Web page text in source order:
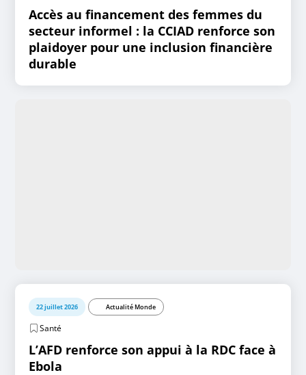
Accès au financement des femmes du
secteur informel : la CCIAD renforce son
plaidoyer pour une inclusion financière
durable
22 juillet 2026 Actualité Monde
Santé
L’AFD renforce son appui à la RDC face à
Ebola